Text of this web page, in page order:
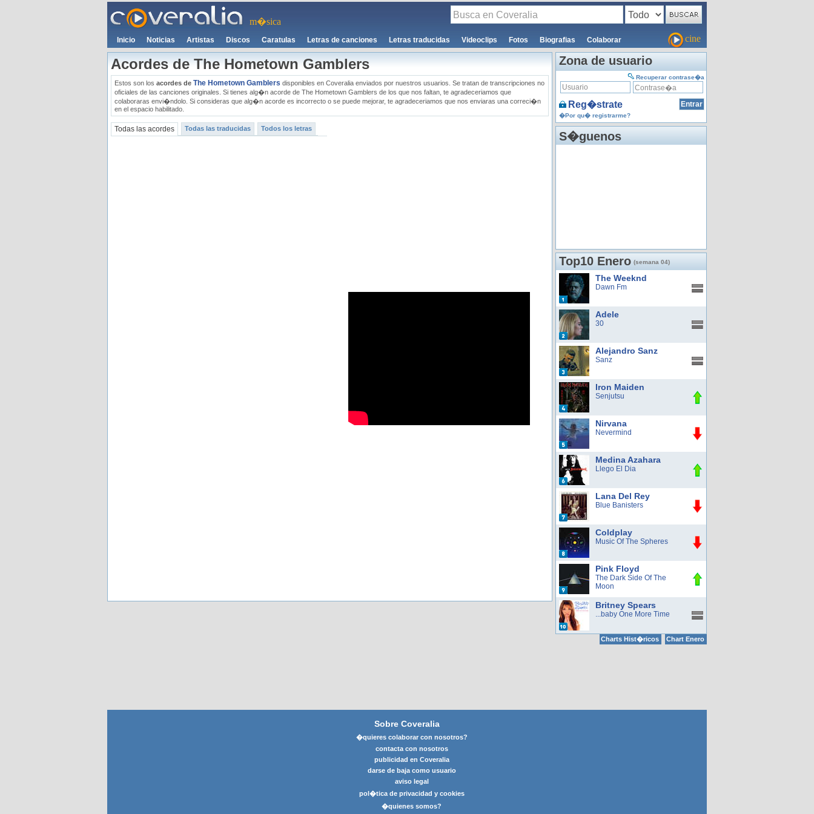
m�sica
Inicio Noticias Artistas Discos Caratulas Letras de canciones Letras traducidas Videoclips Fotos Biografias Colaborar cine
Acordes de The Hometown Gamblers
Estos son los acordes de The Hometown Gamblers disponibles en Coveralia enviados por nuestros usuarios. Se tratan de transcripciones no
oficiales de las canciones originales. Si tienes alg�n acorde de The Hometown Gamblers de los que nos faltan, te agradeceriamos que
colaboraras envi�ndolo. Si consideras que alg�n acorde es incorrecto o se puede mejorar, te agradeceriamos que nos enviaras una correci�n
en el espacio habilitado.
Todas las acordes Todas las traducidas Todos los letras
Zona de usuario
Recuperar contrase�a
Reg�strate
�Por qu� registrarme?
S�guenos
Top10 Enero (semana 04)
The Weeknd
Dawn Fm
Adele
30
Alejandro Sanz
Sanz
Iron Maiden
Senjutsu
Nirvana
Nevermind
Medina Azahara
Llego El Dia
Lana Del Rey
Blue Banisters
Coldplay
Music Of The Spheres
Pink Floyd
The Dark Side Of The
Moon
Britney Spears
...baby One More Time
Charts Hist�ricos Chart Enero
Sobre Coveralia
�quieres colaborar con nosotros?
contacta con nosotros
publicidad en Coveralia
darse de baja como usuario
aviso legal
pol�tica de privacidad y cookies
�quienes somos?